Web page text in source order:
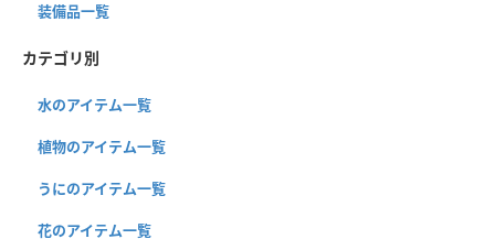
装備品一覧
カテゴリ別
水のアイテム一覧
植物のアイテム一覧
うにのアイテム一覧
花のアイテム一覧